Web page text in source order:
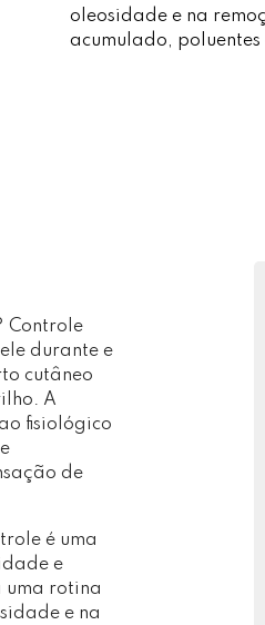
oleosidade e na
acumulado,
Controle
durante e
cutâneo
A
fisiológico
de
é uma
e
uma rotina
e na